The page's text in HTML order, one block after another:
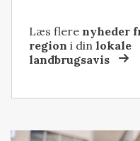
Læs flere nyheder
region i dinlokale
landbrugsavis